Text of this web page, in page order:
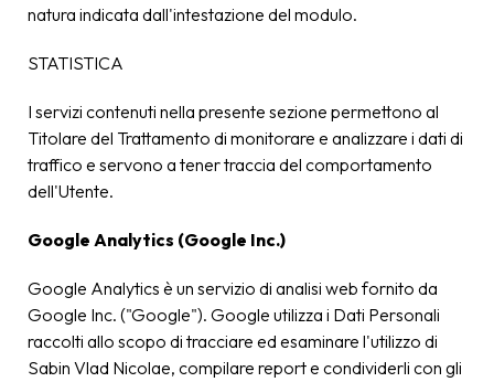
natura indicata dall'intestazione del modulo.
STATISTICA
I servizi contenuti nella presente sezione permettono al
Titolare del Trattamento di monitorare e analizzare i dati di
traffico e servono a tener traccia del comportamento
dell'Utente.
Google Analytics (Google Inc.)
Google Analytics è un servizio di analisi web fornito da
Google Inc. ("Google"). Google utilizza i Dati Personali
raccolti allo scopo di tracciare ed esaminare l'utilizzo di
Sabin Vlad Nicolae, compilare report e condividerli con gli